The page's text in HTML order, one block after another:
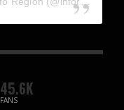
45.6K
FANS